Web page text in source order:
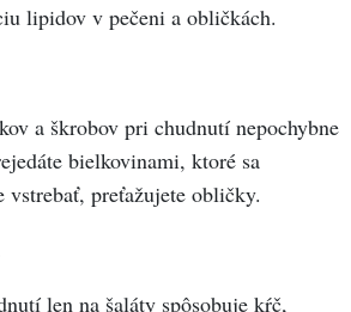
lipidov v pečeni a obličkách.
a škrobov pri chudnutí nepochybne
bielkovinami, ktoré sa
vstrebať, preťažujete obličky.
len na šaláty spôsobuje kŕč,